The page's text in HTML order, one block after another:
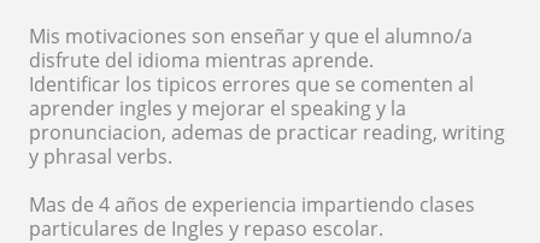
Mis motivaciones son enseñar y que el alumno/a
disfrute del idioma mientras aprende.
Identificar los tipicos errores que se comenten al
aprender ingles y mejorar el speaking y la
pronunciacion, ademas de practicar reading, writing
y phrasal verbs.
Mas de 4 años de experiencia impartiendo clases
particulares de Ingles y repaso escolar.